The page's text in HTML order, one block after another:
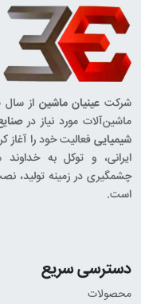
شرکت عینیان ماشین
ماشین‌آلات مورد نیاز در
شیمیاییفعالیت خود را آغاز
ایرانی، و توکل به
چشمگیری در زمینه تولید،
است.
دسترسی سریع
محصولات